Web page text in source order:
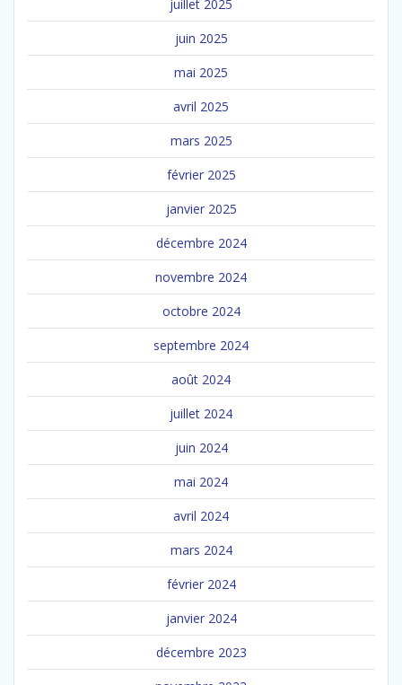
juillet 2025
juin 2025
mai 2025
avril 2025
mars 2025
février 2025
janvier 2025
décembre 2024
novembre 2024
octobre 2024
septembre 2024
août 2024
juillet 2024
juin 2024
mai 2024
avril 2024
mars 2024
février 2024
janvier 2024
décembre 2023